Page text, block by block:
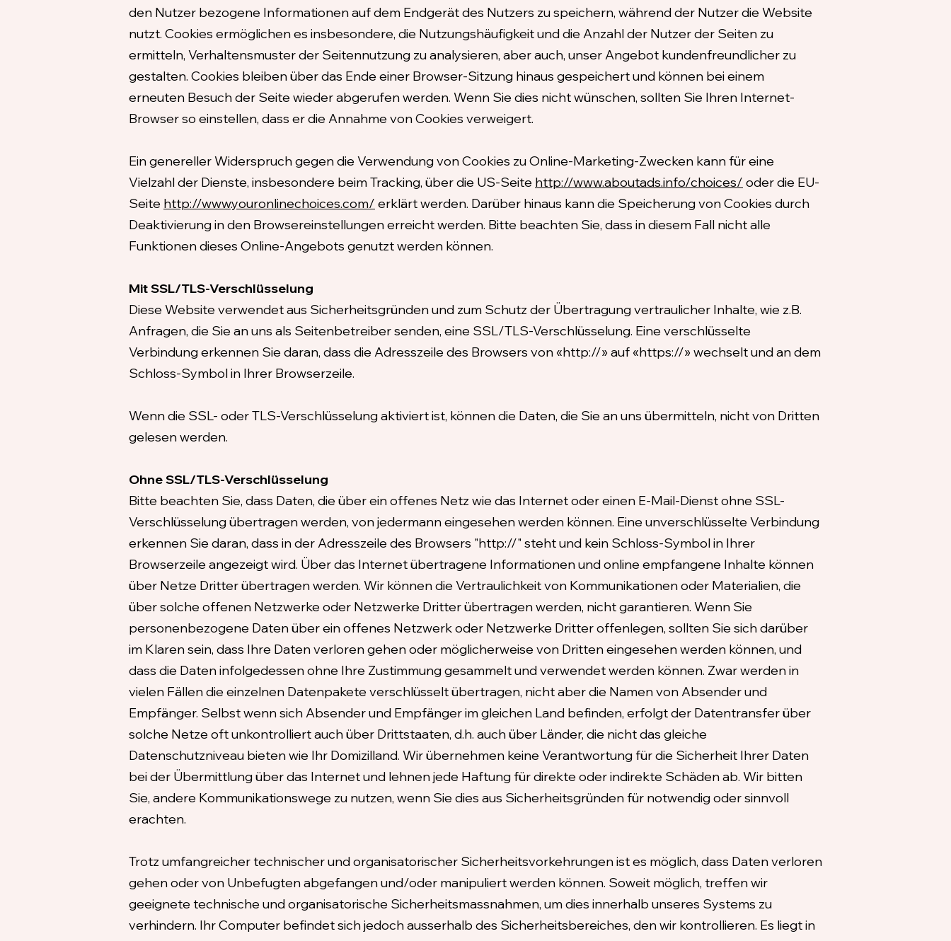
den Nutzer bezogene Informationen auf dem Endgerät des Nutzers zu speichern, während der Nutzer die Website
nutzt. Cookies ermöglichen es insbesondere, die Nutzungshäufigkeit und die Anzahl der Nutzer der Seiten zu
ermitteln, Verhaltensmuster der Seitennutzung zu analysieren, aber auch, unser Angebot kundenfreundlicher zu
gestalten. Cookies bleiben über das Ende einer Browser-Sitzung hinaus gespeichert und können bei einem
erneuten Besuch der Seite wieder abgerufen werden. Wenn Sie dies nicht wünschen, sollten Sie Ihren Internet-
Browser so einstellen, dass er die Annahme von Cookies verweigert.
Ein genereller Widerspruch gegen die Verwendung von Cookies zu Online-Marketing-Zwecken kann für eine
Vielzahl der Dienste, insbesondere beim Tracking, über die US-Seite http://www.aboutads.info/choices/ oder die EU-
Seite http://www.youronlinechoices.com/ erklärt werden. Darüber hinaus kann die Speicherung von Cookies durch
Deaktivierung in den Browsereinstellungen erreicht werden. Bitte beachten Sie, dass in diesem Fall nicht alle
Funktionen dieses Online-Angebots genutzt werden können.
Mit SSL/TLS-Verschlüsselung
Diese Website verwendet aus Sicherheitsgründen und zum Schutz der Übertragung vertraulicher Inhalte, wie z.B.
Anfragen, die Sie an uns als Seitenbetreiber senden, eine SSL/TLS-Verschlüsselung. Eine verschlüsselte
Verbindung erkennen Sie daran, dass die Adresszeile des Browsers von «http://» auf «https://» wechselt und an dem
Schloss-Symbol in Ihrer Browserzeile.
Wenn die SSL- oder TLS-Verschlüsselung aktiviert ist, können die Daten, die Sie an uns übermitteln, nicht von Dritten
gelesen werden.
Ohne SSL/TLS-Verschlüsselung
Bitte beachten Sie, dass Daten, die über ein offenes Netz wie das Internet oder einen E-Mail-Dienst ohne SSL-
Verschlüsselung übertragen werden, von jedermann eingesehen werden können. Eine unverschlüsselte Verbindung
erkennen Sie daran, dass in der Adresszeile des Browsers "http://" steht und kein Schloss-Symbol in Ihrer
Browserzeile angezeigt wird. Über das Internet übertragene Informationen und online empfangene Inhalte können
über Netze Dritter übertragen werden. Wir können die Vertraulichkeit von Kommunikationen oder Materialien, die
über solche offenen Netzwerke oder Netzwerke Dritter übertragen werden, nicht garantieren. Wenn Sie
personenbezogene Daten über ein offenes Netzwerk oder Netzwerke Dritter offenlegen, sollten Sie sich darüber
im Klaren sein, dass Ihre Daten verloren gehen oder möglicherweise von Dritten eingesehen werden können, und
dass die Daten infolgedessen ohne Ihre Zustimmung gesammelt und verwendet werden können. Zwar werden in
vielen Fällen die einzelnen Datenpakete verschlüsselt übertragen, nicht aber die Namen von Absender und
Empfänger. Selbst wenn sich Absender und Empfänger im gleichen Land befinden, erfolgt der Datentransfer über
solche Netze oft unkontrolliert auch über Drittstaaten, d.h. auch über Länder, die nicht das gleiche
Datenschutzniveau bieten wie Ihr Domizilland. Wir übernehmen keine Verantwortung für die Sicherheit Ihrer Daten
bei der Übermittlung über das Internet und lehnen jede Haftung für direkte oder indirekte Schäden ab. Wir bitten
Sie, andere Kommunikationswege zu nutzen, wenn Sie dies aus Sicherheitsgründen für notwendig oder sinnvoll
erachten.
Trotz umfangreicher technischer und organisatorischer Sicherheitsvorkehrungen ist es möglich, dass Daten verloren
gehen oder von Unbefugten abgefangen und/oder manipuliert werden können. Soweit möglich, treffen wir
geeignete technische und organisatorische Sicherheitsmassnahmen, um dies innerhalb unseres Systems zu
verhindern. Ihr Computer befindet sich jedoch ausserhalb des Sicherheitsbereiches, den wir kontrollieren. Es liegt in